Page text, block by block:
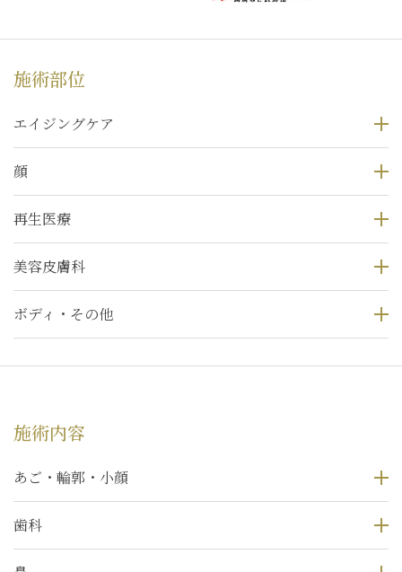
施術部位
エイジングケア
顔
再生医療
美容皮膚科
ボディ・その他
施術内容
あご・輪郭・小顔
歯科